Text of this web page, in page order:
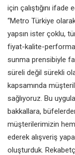
için çalıştığını
“Metro Türkiye
yapsın ister çoklu,
fiyat-kalite-
sunma prensibiyle
süreli değil sürekli
kapsamında
sağlıyoruz. Bu
bakkallara,
müşterilerimizin
ederek alışveriş
oluşturduk.